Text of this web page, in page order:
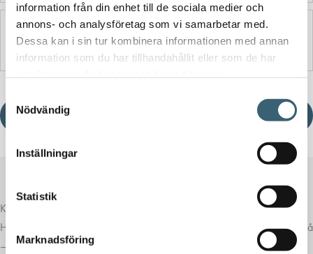
information från din enhet till de sociala medier och
annons- och analysföretag som vi samarbetar med.
Dessa kan i sin tur kombinera informationen med annan
information som du har tillhandahållit eller som de har
Nödvändig
Inställningar
Statistik
Marknadsföring
Produktblad
Komplettera med rätt tillval
Här har vi samlat produkter som ofta passar bra ihop med det du tittar på
– för en mer komplett lösning.